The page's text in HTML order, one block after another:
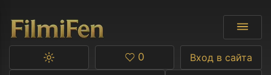
Превключване Любими
0 Вход в сайта